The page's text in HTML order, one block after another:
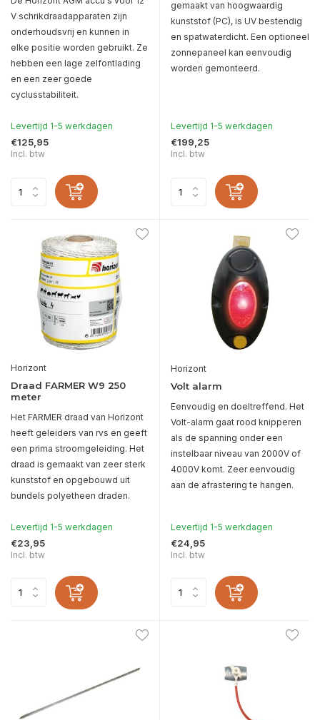
V schrikdraadapparaten zijn
onderhoudsvrij en kunnen in
elke positie worden gebruikt. Ze
hebben een lage zelfontlading
en een zeer goede
cyclusstabiliteit.
Levertijd 1-5 werkdagen
€125,95
Incl. btw
gemaakt van hoogwaardig
kunststof (PC), is UV bestendig
en spatwaterdicht. Een optioneel
zonnepaneel kan eenvoudig
worden gemonteerd.
Levertijd 1-5 werkdagen
€199,25
Incl. btw
Horizont
Draad FARMER W9 250
meter
Het FARMER draad van Horizont
heeft geleiders van rvs en geeft
een prima stroomgeleiding. Het
draad is gemaakt van zeer sterk
kunststof en opgebouwd uit
bundels polyetheen draden.
Levertijd 1-5 werkdagen
€23,95
Incl. btw
Horizont
Volt alarm
Eenvoudig en doeltreffend. Het
Volt-alarm gaat rood knipperen
als de spanning onder een
instelbaar niveau van 2000V of
4000V komt. Zeer eenvoudig
aan de afrastering te hangen.
Levertijd 1-5 werkdagen
€24,95
Incl. btw